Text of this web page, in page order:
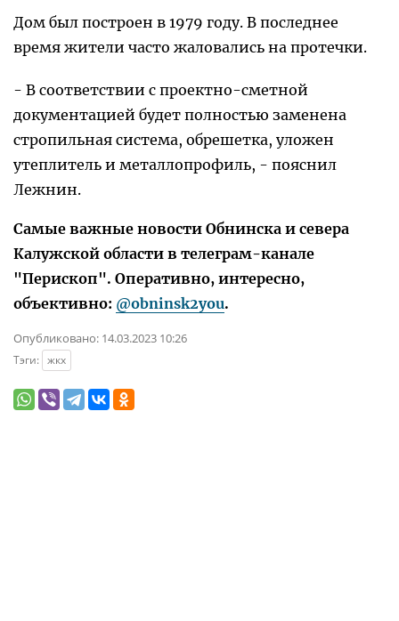
Дом был построен в 1979 году. В последнее
время жители часто жаловались на протечки.
- В соответствии с проектно-сметной
документацией будет полностью заменена
стропильная система, обрешетка, уложен
утеплитель и металлопрофиль, - пояснил
Лежнин.
Самые важные новости Обнинска и севера
Калужской области в телеграм-канале
"Перископ". Оперативно, интересно,
объективно: @obninsk2you.
Опубликовано: 14.03.2023 10:26
Тэги: жкх